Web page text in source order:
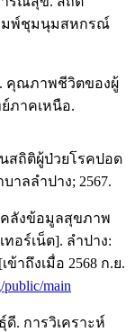
พิมพ์ชุมนุมสหกรณ์
คุณภาพชีวิตของผู้
ภาคเหนือ.
สถิติผู้ป่วยโรคปอด
าลลำปาง; 2567.
ลังข้อมูลสุขภาพ
ทอร์เน็ต]. ลำปาง:
าถึงเมื่อ 2568 ก.ย.
public/main
. การวิเคราะห์